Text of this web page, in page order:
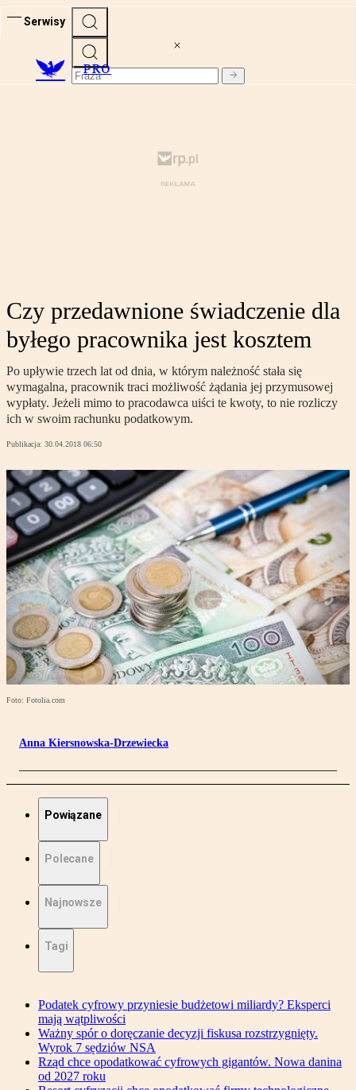
Serwisy
PRO
Czy przedawnione świadczenie dla
byłego pracownika jest kosztem
Po upływie trzech lat od dnia, w którym należność stała się
wymagalna, pracownik traci możliwość żądania jej przymusowej
wypłaty. Jeżeli mimo to pracodawca uiści te kwoty, to nie rozliczy
ich w swoim rachunku podatkowym.
Publikacja: 30.04.2018 06:50
Foto: Fotolia.com
Anna Kiersnowska-Drzewiecka
Powiązane
Polecane
Najnowsze
Tagi
Podatek cyfrowy przyniesie budżetowi miliardy? Eksperci
mają wątpliwości
Ważny spór o doręczanie decyzji fiskusa rozstrzygnięty.
Wyrok 7 sędziów NSA
Rząd chce opodatkować cyfrowych gigantów. Nowa danina
od 2027 roku